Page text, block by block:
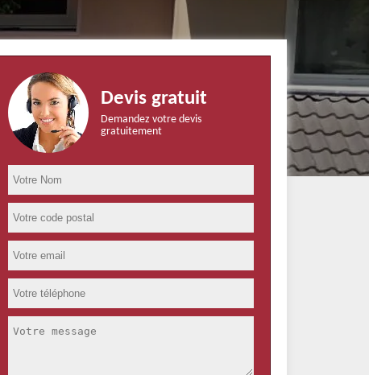
Devis gratuit
Demandez votre devis
gratuitement